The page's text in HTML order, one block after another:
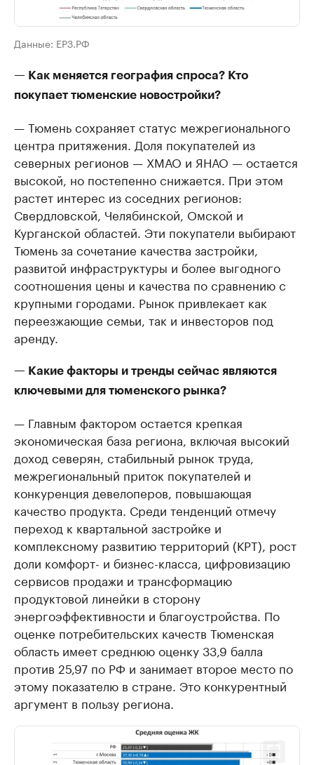
Данные: ЕРЗ.РФ
— Как меняется география спроса? Кто
покупает тюменские новостройки?
— Тюмень сохраняет статус межрегионального
центра притяжения. Доля покупателей из
северных регионов — ХМАО и ЯНАО — остается
высокой, но постепенно снижается. При этом
растет интерес из соседних регионов:
Свердловской, Челябинской, Омской и
Курганской областей. Эти покупатели выбирают
Тюмень за сочетание качества застройки,
развитой инфраструктуры и более выгодного
соотношения цены и качества по сравнению с
крупными городами. Рынок привлекает как
переезжающие семьи, так и инвесторов под
аренду.
— Какие факторы и тренды сейчас являются
ключевыми для тюменского рынка?
— Главным фактором остается крепкая
экономическая база региона, включая высокий
доход северян, стабильный рынок труда,
межрегиональный приток покупателей и
конкуренция девелоперов, повышающая
качество продукта. Среди тенденций отмечу
переход к квартальной застройке и
комплексному развитию территорий (КРТ), рост
доли комфорт- и бизнес-класса, цифровизацию
сервисов продажи и трансформацию
продуктовой линейки в сторону
энергоэффективности и благоустройства. По
оценке потребительских качеств Тюменская
область имеет среднюю оценку 33,9 балла
против 25,97 по РФ и занимает второе место по
этому показателю в стране. Это конкурентный
аргумент в пользу региона.